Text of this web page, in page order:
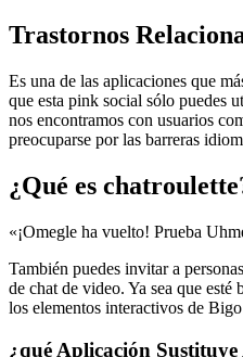
Trastornos
Es una de las aplicaciones que
que esta pink social sólo puedes
nos encontramos con usuarios
preocuparse por las barreras
¿Qué es
«¡Omegle ha vuelto! Prueba
También puedes invitar a
de chat de video. Ya sea que
los elementos interactivos de
¿qué Aplicación Sustituye